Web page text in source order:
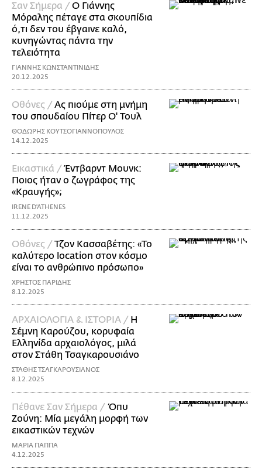
Σαν Σήμερα /Ο Γιάννης
Μόραλης πέταγε στα σκουπίδια
ό,τι δεν του έβγαινε καλό,
κυνηγώντας πάντα την
τελειότητα
ΓΙΑΝΝΗΣ ΚΩΝΣΤΑΝΤΙΝΙΔΗΣ
20.12.2025
Οθόνες /Ας πιούμε στη μνήμη
του σπουδαίου Πίτερ Ο' Τουλ
ΘΟΔΩΡΗΣ ΚΟΥΤΣΟΓΙΑΝΝΟΠΟΥΛΟΣ
14.12.2025
Εικαστικά /Έντβαρντ Μουνκ:
Ποιος ήταν ο ζωγράφος της
«Κραυγής»;
IRENE D'ATHENES
11.12.2025
Οθόνες /Τζον Κασσαβέτης: «Το
καλύτερο location στον κόσμο
είναι το ανθρώπινο πρόσωπο»
ΧΡΗΣΤΟΣ ΠΑΡΙΔΗΣ
8.12.2025
ΑΡΧΑΙΟΛΟΓΙΑ & ΙΣΤΟΡΙΑ / Η
Σέμνη Καρούζου, κορυφαία
Ελληνίδα αρχαιολόγος, μιλά
στον Στάθη Τσαγκαρουσιάνο
ΣΤΑΘΗΣ ΤΣΑΓΚΑΡΟΥΣΙΑΝΟΣ
8.12.2025
Πέθανε Σαν Σήμερα /Όπυ
Ζούνη: Μία μεγάλη μορφή των
εικαστικών τεχνών
ΜΑΡΙΑ ΠΑΠΠΑ
4.12.2025